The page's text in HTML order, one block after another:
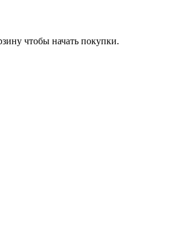
чтобы начать покупки.